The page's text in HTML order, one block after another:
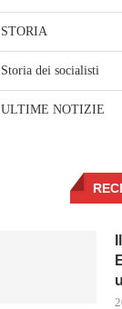
STORIA
Storia dei socialisti
ULTIME NOTIZIE